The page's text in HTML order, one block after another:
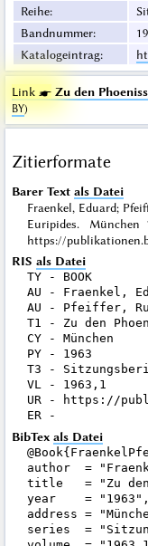
Reihe:
Bandnummer:
Katalogeintrag:
Link ☛ Zu den
BY)
Zitierformate
Barer Text als Datei
Fraenkel, Eduard;
Euripides. München
https://
RIS als Datei
TY - BOOK
AU - Fraenkel,
AU - Pfeiffer,
T1 - Zu den
CY - München
PY - 1963
T3 -
VL - 1963,1
UR - https://
BibTex als Datei
author  =
title   = "Zu den
year    = "1963",
address =
series  =